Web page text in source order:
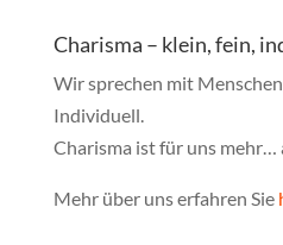
Charisma – klein, fein,
Wir sprechen mit
Individuell.
Charisma ist für uns mehr…
Mehr über uns erfahren Sie